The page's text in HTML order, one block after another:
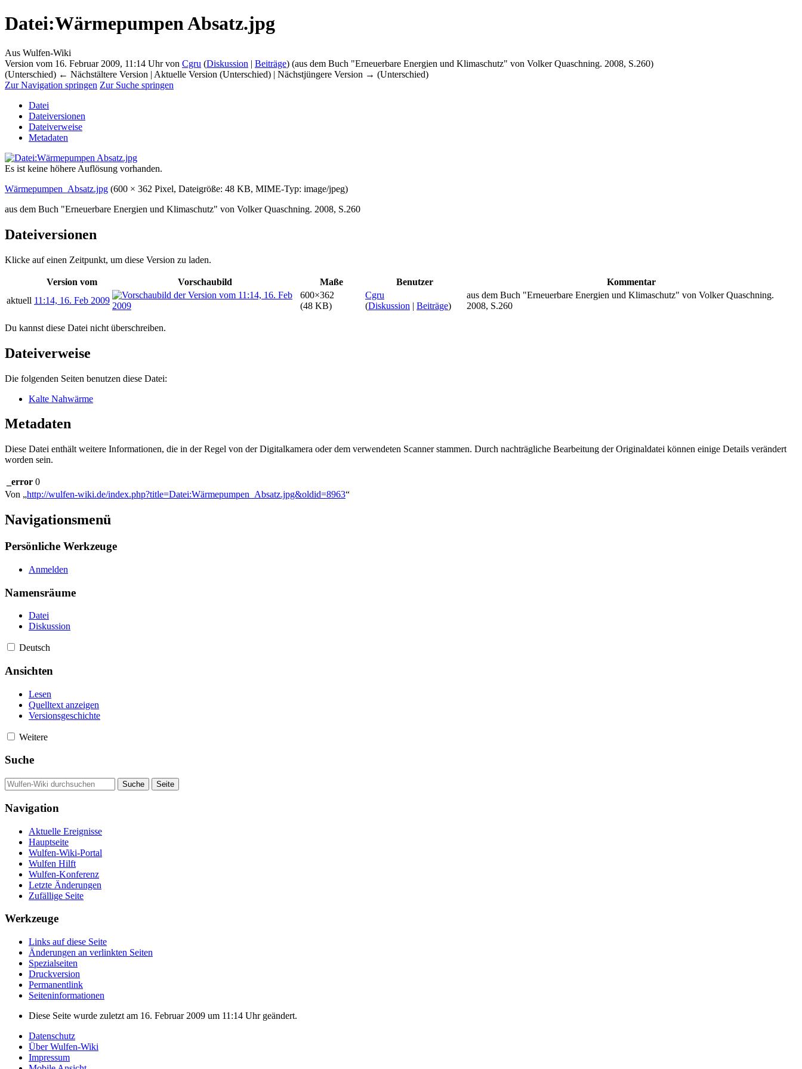
Datei:Wärmepumpen Absatz.jpg
Aus Wulfen-Wiki
Version vom 16. Februar 2009, 11:14 Uhr von Cgru (Diskussion | Beiträge) (aus dem Buch "Erneuerbare Energien und Klimaschutz" von Volker Quaschning. 2008, S.260)
(Unterschied) ← Nächstältere Version | Aktuelle Version (Unterschied) | Nächstjüngere Version → (Unterschied)
Zur Navigation springen Zur Suche springen
Datei
Dateiversionen
Dateiverweise
Metadaten
Es ist keine höhere Auflösung vorhanden.
Wärmepumpen_Absatz.jpg (600 × 362 Pixel, Dateigröße: 48 KB, MIME-Typ: image/jpeg)
aus dem Buch "Erneuerbare Energien und Klimaschutz" von Volker Quaschning. 2008, S.260
Dateiversionen
Klicke auf einen Zeitpunkt, um diese Version zu laden.
Version vom Vorschaubild Maße Benutzer
Kommentar
aktuell 11:14, 16. Feb 2009
600×362
(48 KB)
Cgru
(Diskussion | Beiträge)
aus dem Buch "Erneuerbare Energien und Klimaschutz" von Volker Quaschning.
2008, S.260
Du kannst diese Datei nicht überschreiben.
Dateiverweise
Die folgenden Seiten benutzen diese Datei:
Kalte Nahwärme
Metadaten
Diese Datei enthält weitere Informationen, die in der Regel von der Digitalkamera oder dem verwendeten Scanner stammen. Durch nachträgliche Bearbeitung der Originaldatei können einige Details verändert
worden sein.
_error 0
Von „http://wulfen-wiki.de/index.php?title=Datei:Wärmepumpen_Absatz.jpg&oldid=8963“
Navigationsmenü
Persönliche Werkzeuge
Anmelden
Namensräume
Datei
Diskussion
Deutsch
Ansichten
Lesen
Quelltext anzeigen
Versionsgeschichte
Weitere
Suche
Navigation
Aktuelle Ereignisse
Hauptseite
Wulfen-Wiki-Portal
Wulfen Hilft
Wulfen-Konferenz
Letzte Änderungen
Zufällige Seite
Werkzeuge
Links auf diese Seite
Änderungen an verlinkten Seiten
Spezialseiten
Druckversion
Permanentlink
Seiten­­informationen
Diese Seite wurde zuletzt am 16. Februar 2009 um 11:14 Uhr geändert.
Datenschutz
Über Wulfen-Wiki
Impressum